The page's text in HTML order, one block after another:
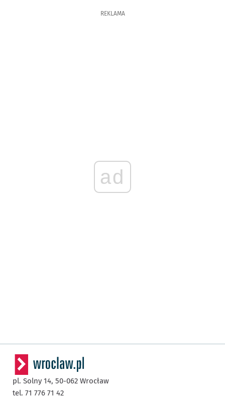
REKLAMA
ad
pl. Solny 14, 50-062 Wrocław
tel. 71 776 71 42